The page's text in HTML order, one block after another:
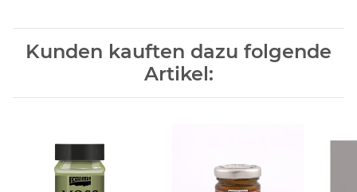
Kunden kauften dazu folgende
Artikel: